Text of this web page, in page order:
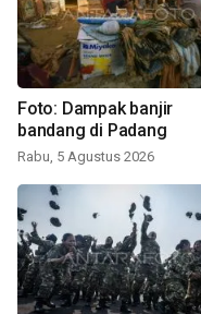
Foto: Dampak banjir
bandang di Padang
Rabu, 5 Agustus 2026